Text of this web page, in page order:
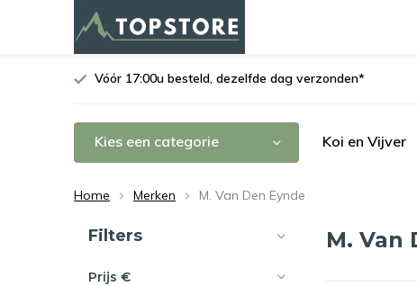
Vóór 17:00u besteld, dezelfde dag verzonden*
Kies een categorie Koi en Vijver
Home Merken M. Van Den Eynde
M. Van
Sorteren op:
Filters
Prijs €